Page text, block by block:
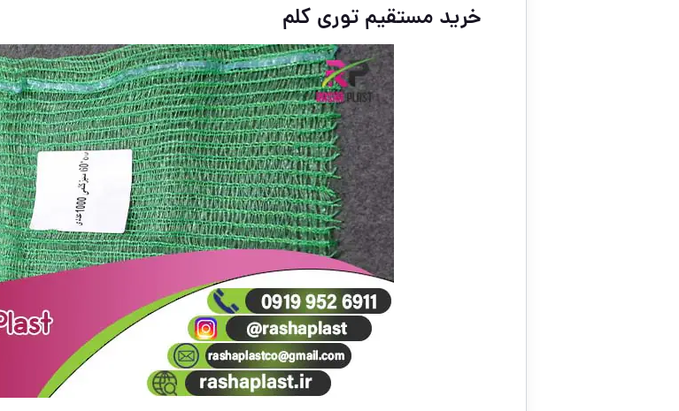
خرید مستقیم توری کلم